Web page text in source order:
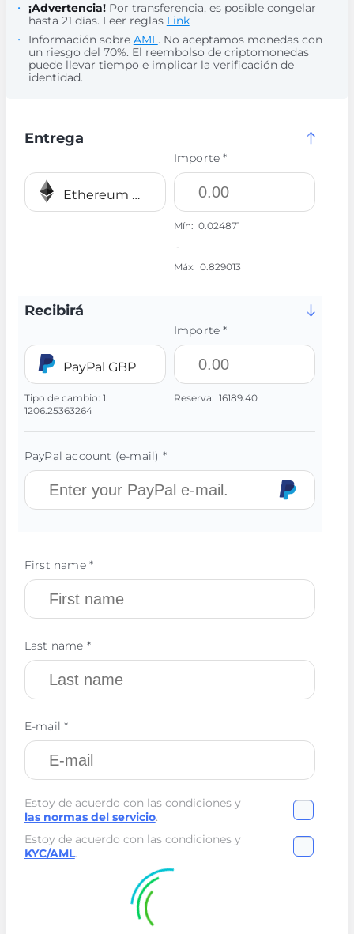
¡Advertencia!Por transferencia, es posible congelar
hasta 21 días. Leer reglas Link
Información sobre AML. No aceptamos monedas con
un riesgo del 70%. El reembolso de criptomonedas
puede llevar tiempo e implicar la verificación de
identidad.
Entrega
Ethereum BEP20 ETH
Importe *
Mín: 0.024871
-
Máx: 0.829013
Recibirá
PayPal GBP
Tipo de cambio: 1:
1206.25363264
Importe *
Reserva: 16189.40
PayPal account (e-mail) *
First name *
Last name *
E-mail *
Estoy de acuerdo con las condiciones y
las normas del servicio.
Estoy de acuerdo con las condiciones y
KYC/AML.